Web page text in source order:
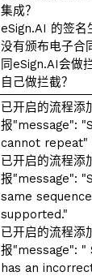
集成？
eSign.AI 的签名
没有颁布电子合
同eSign.AI会做
自己做拦截？
已开启的流程添
报"message":
cannot repeat"
已开启的流程添
报"message":
same
supported."
已开启的流程添
报"message": "
has an